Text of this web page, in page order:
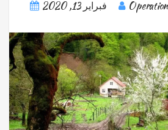
فبراير 13, 2020